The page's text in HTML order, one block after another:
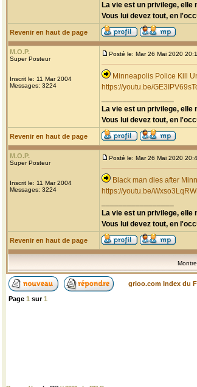
La vie est un privilege, elle
Vous lui devez tout, en
Revenir en haut de page
M.O.P.
Super Posteur
Inscrit le: 11 Mar 2004
Messages: 3224
Posté le: Mar 26 Mai 2020
Minneapolis Police Kill
https://youtu.be/
La vie est un privilege, elle
Vous lui devez tout, en
Revenir en haut de page
M.O.P.
Super Posteur
Inscrit le: 11 Mar 2004
Messages: 3224
Posté le: Mar 26 Mai 2020
Black man dies after
https://youtu.be/
La vie est un privilege, elle
Vous lui devez tout, en
Revenir en haut de page
grioo.com Index du
Page 1 sur1